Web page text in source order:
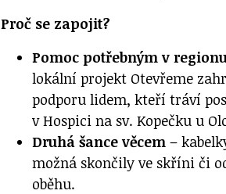
Proč se zapojit?
Pomoc potřebným v
lokální projekt Otevřeme
podporu lidem, kteří tráví
v Hospici na sv. Kopečku u
Druhá šance věcem –
možná skončily ve skříni či
oběhu.